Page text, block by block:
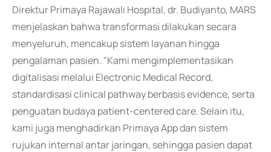
Direktur Primaya Rajawali Hospital, dr. Budiyanto, MARS
menjelaskan bahwa transformasi dilakukan secara
menyeluruh, mencakup sistem layanan hingga
pengalaman pasien. "Kami mengimplementasikan
digitalisasi melalui Electronic Medical Record,
standardisasi clinical pathway berbasis evidence, serta
penguatan budaya patient-centered care. Selain itu,
kami juga menghadirkan Primaya App dan sistem
rujukan internal antar jaringan, sehingga pasien dapat